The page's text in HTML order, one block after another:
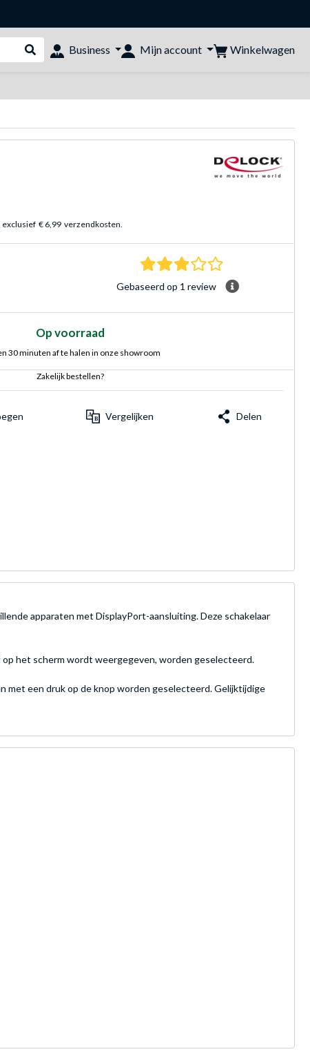
Webshop doorzoeken
Business Mijn account Winkelwagen
exclusief € 6,99 verzendkosten.
3.0 sterren
Gebaseerd op 1 review
Op voorraad
30 minuten af te halen in onze showroom
Zakelijk bestellen?
Vergelijken Delen
apparaten met DisplayPort-aansluiting. Deze schakelaar
het scherm wordt weergegeven, worden geselecteerd.
met een druk op de knop worden geselecteerd. Gelijktijdige